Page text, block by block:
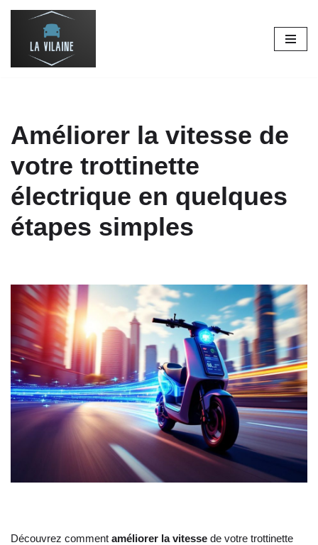
Améliorer la vitesse de
votre trottinette
électrique en quelques
étapes simples
Découvrez comment améliorer la vitesse de votre trottinette